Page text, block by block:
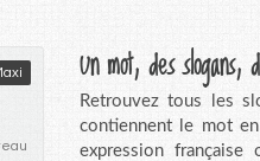
Un mot, des
Retrouvez tous les
contiennent le mot
expression